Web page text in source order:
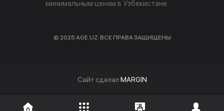
минимальным ценам в Узбекистане.
© 2025 AGE.UZ. ВСЕ ПРАВА ЗАЩИЩЕНЫ
Cайт сделал MARGIN